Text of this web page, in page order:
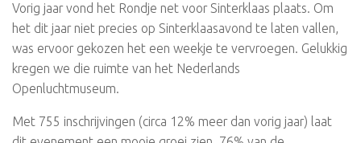
Vorig jaar vond het Rondje net voor Sinterklaas plaats. Om
het dit jaar niet precies op Sinterklaasavond te laten vallen,
was ervoor gekozen het een weekje te vervroegen. Gelukkig
kregen we die ruimte van het Nederlands
Openluchtmuseum.
Met 755 inschrijvingen (circa 12% meer dan vorig jaar) laat